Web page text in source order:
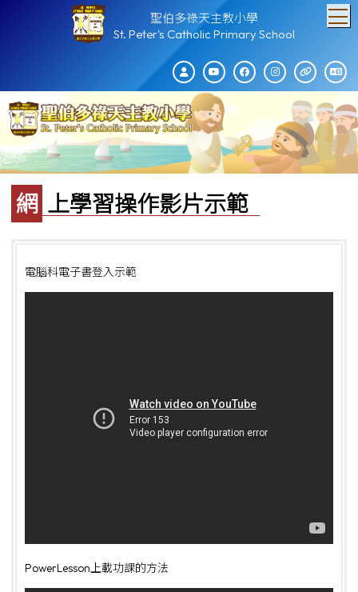
聖伯多祿天主教小學
St. Peter's Catholic Primary School
網上學習操作影片示範
電腦科電子書登入示範
PowerLesson上載功課的方法